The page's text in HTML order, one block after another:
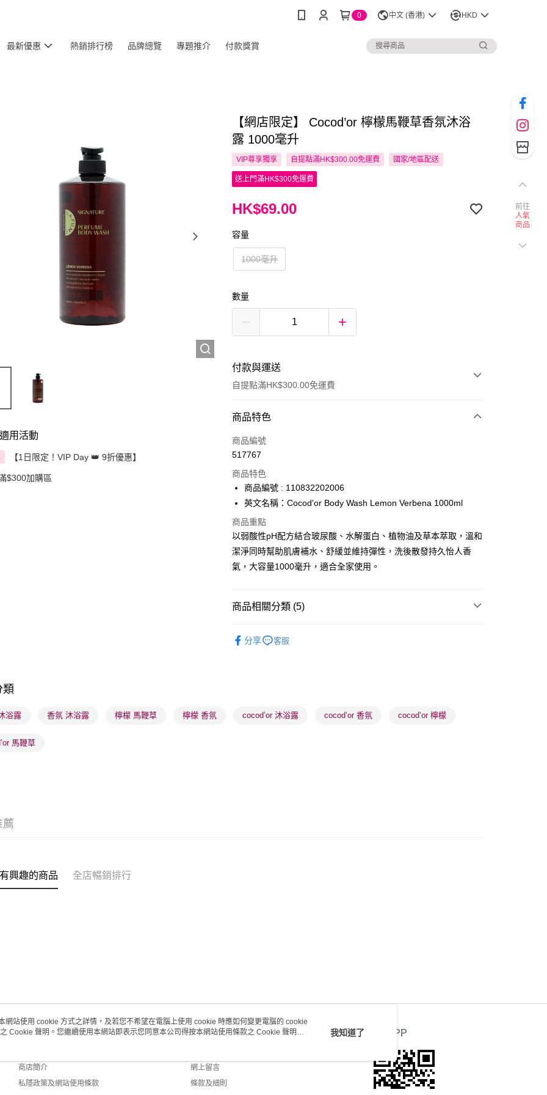
0 中文 (香港) HKD
最新優惠 熱銷排行榜 品牌總覽 專題推介 付款獎賞
用活動
【1日限定！VIP Day 👑 9折優惠】
$300加購區
【網店限定】 Cocod’or 檸檬馬鞭草香氛沐浴
露 1000毫升
VIP尊享獨享 自提點滿HK$300.00免運費 國家/地區配送
送上門滿HK$300免運費
HK$69.00
容量
1000毫升
數量
付款與運送
自提點滿HK$300.00免運費
付款方式
信用卡
AlipayHK
PayMe
WeChat Pay
BoC Pay
順豐自助櫃 - 確認發貨後1-3個工作天送達
商品特色
商品編號
517767
商品特色
商品編號 : 110832202006
英文名稱：Cocod'or Body Wash Lemon Verbena 1000ml
商品重點
以弱酸性pH配方結合玻尿酸、水解蛋白、植物油及草本萃取，溫和
潔淨同時幫助肌膚補水、舒緩並維持彈性，洗後散發持久怡人香
氣，大容量1000毫升，適合全家使用。
商品相關分類 (5)
護膚保養 皇牌成份系列 Ceramides - 皮膚屏障核心
分享 客服
類
浴露 香氛 沐浴露 檸檬 馬鞭草 檸檬 香氛 cocod’or 沐浴露 cocod’or 香氛 cocod’or 檸檬
馬鞭草
薦
興趣的商品 全店暢銷排行
關於我們
商店簡介
私隱政策及網站使用條款
客戶服務
網上留言
條款及細則
官方APP
前往
人氣
商品
網站使用 cookie 方式之詳情，及若您不希望在電腦上使用 cookie 時應如何變更電腦的 cookie
之 Cookie 聲明。您繼續使用本網站即表示您同意本公司得按本網站使用條款之 Cookie 聲明使
我知道了